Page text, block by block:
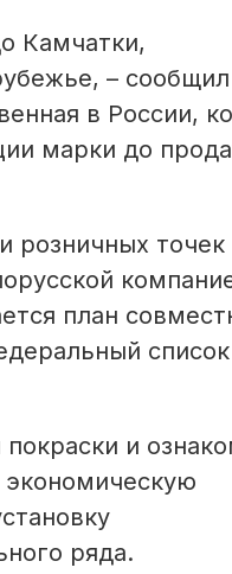
Камчатки,
– сообщил
в России,
марки до
розничных точек
план
список
и
ряда.